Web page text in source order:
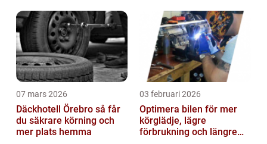
bildelar
07 mars 2026
Däckhotell Örebro så får
du säkrare körning och
mer plats hemma
03 februari 2026
Optimera bilen för mer
körglädje, lägre
förbrukning och längre